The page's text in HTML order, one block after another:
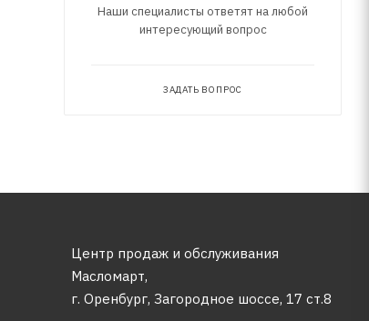
Наши специалисты ответят на любой
интересующий вопрос
ЗАДАТЬ ВОПРОС
Центр продаж и обслуживания
Масломарт,
г. Оренбург, Загородное шоссе, 17 ст.8